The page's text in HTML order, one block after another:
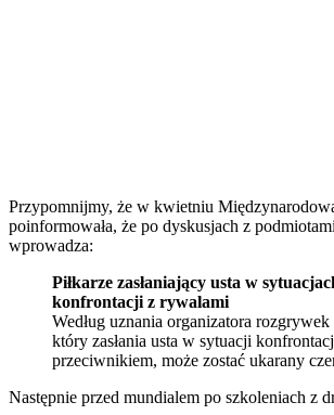
Przypomnijmy, że w kwietniu
poinformowała, że po dyskusjach z
wprowadza:
Piłkarze zasłaniający usta w
konfrontacji z rywalami
Według uznania organizatora rozgrywek
który zasłania usta w sytuacji
przeciwnikiem, może zostać ukarany
Następnie przed mundialem po szkoleniach z